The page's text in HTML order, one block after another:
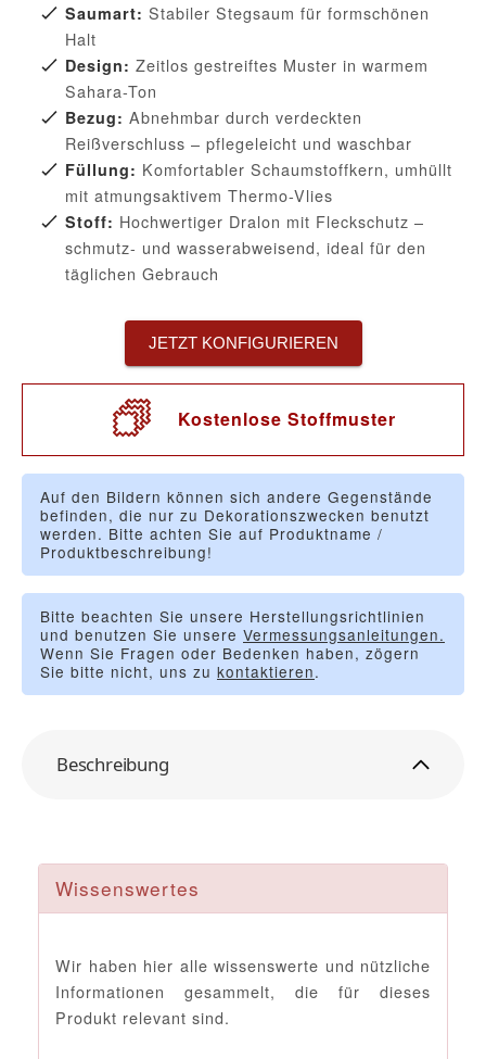
Saumart: Stabiler Stegsaum für formschönen
Halt
Design: Zeitlos gestreiftes Muster in warmem
Sahara-Ton
Bezug: Abnehmbar durch verdeckten
Reißverschluss – pflegeleicht und waschbar
Füllung: Komfortabler Schaumstoffkern, umhüllt
mit atmungsaktivem Thermo-Vlies
Stoff: Hochwertiger Dralon mit Fleckschutz –
schmutz- und wasserabweisend, ideal für den
täglichen Gebrauch
JETZT KONFIGURIEREN
Kostenlose Stoffmuster
Auf den Bildern können sich andere Gegenstände
befinden, die nur zu Dekorationszwecken benutzt
werden. Bitte achten Sie auf Produktname /
Produktbeschreibung!
Bitte beachten Sie unsere Herstellungsrichtlinien
und benutzen Sie unsere Vermessungsanleitungen.
Wenn Sie Fragen oder Bedenken haben, zögern
Sie bitte nicht, uns zu kontaktieren.
Beschreibung
Wissenswertes
Wir haben hier alle wissenswerte und nützliche
Informationen gesammelt, die für dieses
Produkt relevant sind.